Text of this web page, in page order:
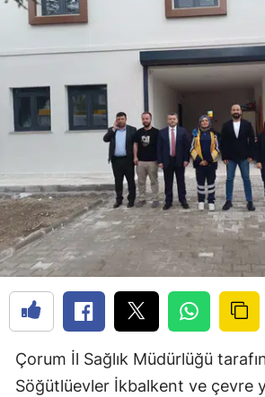
Çorum İl Sağlık Müdürlüğü
Söğütlüevler İkbalkent ve çevre